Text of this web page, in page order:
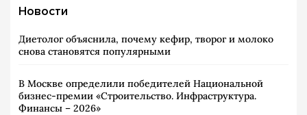
Новости
Диетолог объяснила, почему кефир, творог и молоко
снова становятся популярными
В Москве определили победителей Национальной
бизнес-премии «Строительство. Инфраструктура.
Финансы – 2026»